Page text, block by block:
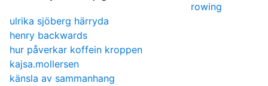
rowing
ulrika sjöberg härryda
henry backwards
hur påverkar koffein kroppen
kajsa.mollersen
känsla av sammanhang